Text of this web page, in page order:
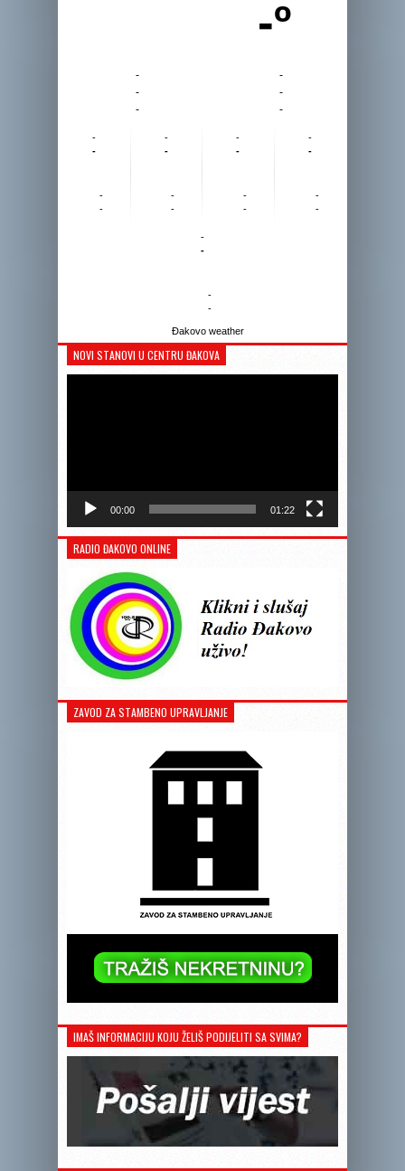
-º
-
-
-
-
-
-
-
-
-
-
-
-
-
-
-
-
-
-
-
-
-
-
-
-
-
-
Đakovo weather
NOVI STANOVI U CENTRU ĐAKOVA
00:00 01:22
RADIO ĐAKOVO ONLINE
ZAVOD ZA STAMBENO UPRAVLJANJE
IMAŠ INFORMACIJU KOJU ŽELIŠ PODIJELITI SA SVIMA?